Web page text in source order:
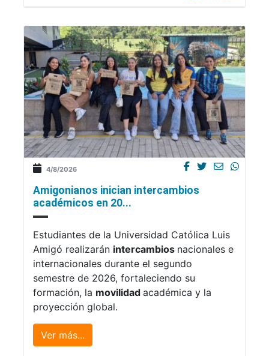
4/8/2026
Amigonianos inician intercambios
académicos en 20...
Estudiantes de la Universidad Católica Luis
Amigó realizarán intercambios nacionales e
internacionales durante el segundo
semestre de 2026, fortaleciendo su
formación, la movilidad académica y la
proyección global.
Ver más...